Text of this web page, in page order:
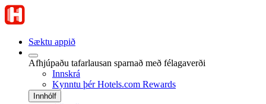
Sæktu appið
Afhjúpaðu tafarlausan sparnað með félagaverði
Innskrá
Kynntu þér Hotels.com Rewards
Innhólf